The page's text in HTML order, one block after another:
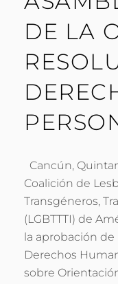
DE LA
Cancún,
Coalición de
Transgéneros,
(LGBTTTI) de
la aprobación
Derechos
sobre